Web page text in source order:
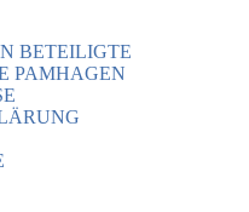
BETEILIGTE
PAMHAGEN